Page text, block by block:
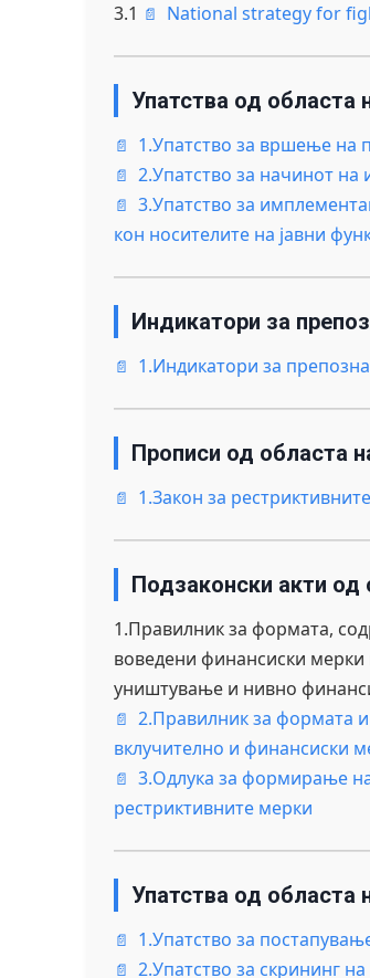
3.1
National strategy for
Упатства од областа
1.Упатство за вршење на
2.Упатство за начинот
3.Упатство за
кон носителите на јавни
Индикатори за
1.Индикатори за
Прописи од областа
1.Закон за
Подзаконски акти од
1.Правилник за формата,
воведени финансиски
уништување и нивно
2.Правилник за формата
вклучително и финансиски
3.Oдлука за формирање
рестриктивните мерки
Упатства од областа
1.Упатство за
2.Упатство за скрининг